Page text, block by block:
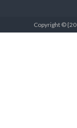
Copyright ©